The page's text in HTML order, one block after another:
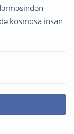
kosmosa insan